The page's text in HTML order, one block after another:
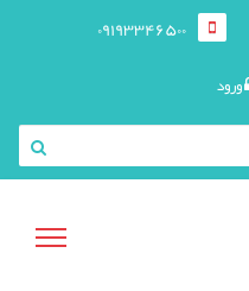
09193346500
ورود